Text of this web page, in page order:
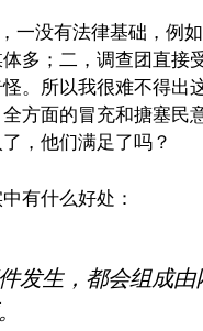
一没有法律基础，例
多；二，调查团直接
。所以我很难不得出
方面的冒充和搪塞
，他们满足了吗？
有什么好处：
发生，都会组成